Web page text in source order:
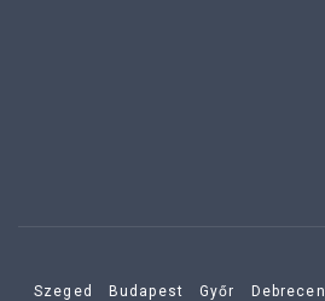
Szeged Budapest Győr Debrecen